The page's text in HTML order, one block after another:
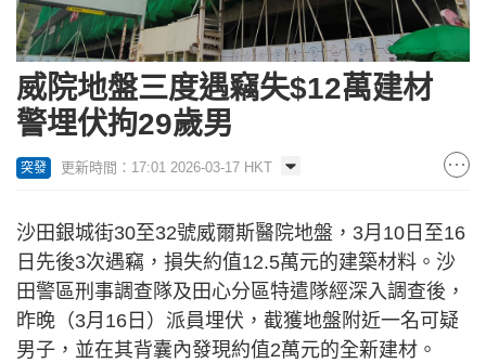
威院地盤三度遇竊失$12萬建材
警埋伏拘29歲男
突發 更新時間：17:01 2026-03-17 HKT
沙田銀城街30至32號威爾斯醫院地盤，3月10日至16
日先後3次遇竊，損失約值12.5萬元的建築材料。沙
田警區刑事調查隊及田心分區特遣隊經深入調查後，
昨晚（3月16日）派員埋伏，截獲地盤附近一名可疑
男子，並在其背囊內發現約值2萬元的全新建材。